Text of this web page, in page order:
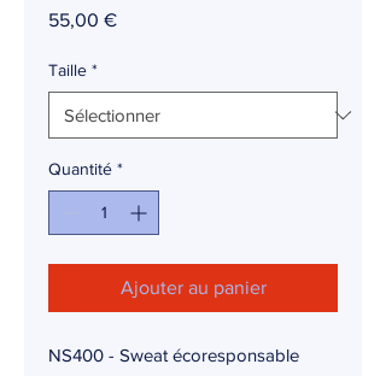
55,00 €Prix
Taille *
Quantité *
Ajouter au panier
NS400 - Sweat écoresponsable